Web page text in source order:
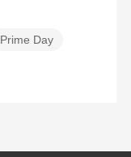
Prime Day